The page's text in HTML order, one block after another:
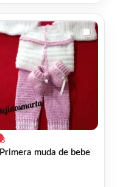
3
Primera muda de bebe